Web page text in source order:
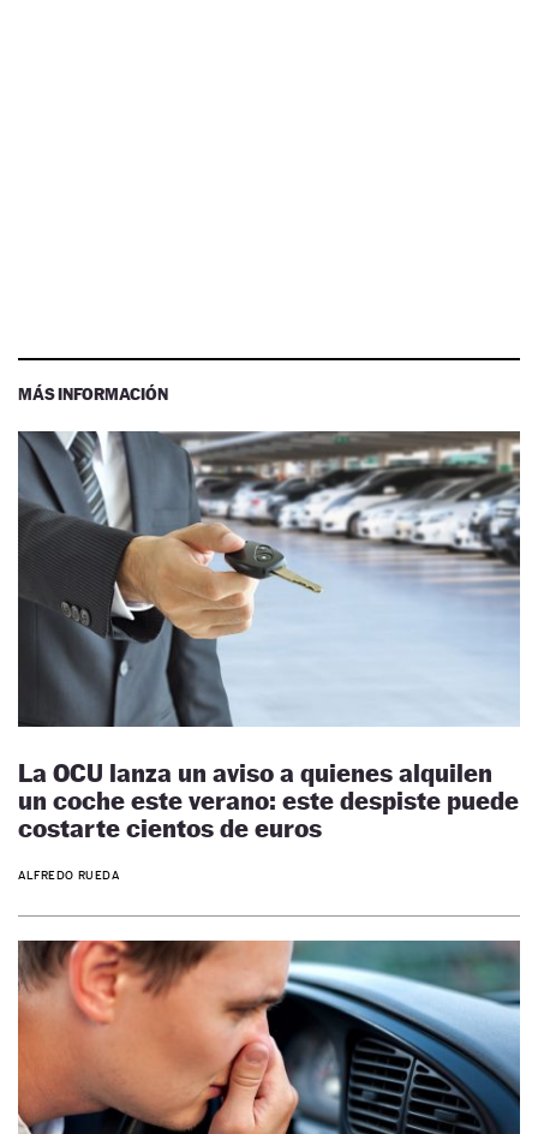
MÁS INFORMACIÓN
La OCU lanza un aviso a quienes alquilen
un coche este verano: este despiste puede
costarte cientos de euros
ALFREDO RUEDA